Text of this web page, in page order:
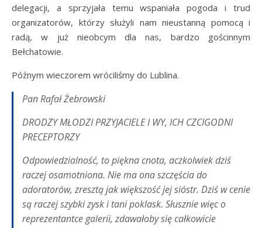
delegacji, a sprzyjała temu wspaniała pogoda i trud
organizatorów, którzy służyli nam nieustanną pomocą i
radą, w już nieobcym dla nas, bardzo gościnnym
Bełchatowie.
Późnym wieczorem wróciliśmy do Lublina.
Pan Rafał Żebrowski
DRODZY MŁODZI PRZYJACIELE I WY, ICH CZCIGODNI
PRECEPTORZY
Odpowiedzialność, to piękna cnota, aczkolwiek dziś
raczej osamotniona. Nie ma ona szczęścia do
adoratorów, zresztą jak większość jej sióstr. Dziś w cenie
są raczej szybki zysk i tani poklask. Słusznie więc o
reprezentantce galerii, zdawałoby się całkowicie